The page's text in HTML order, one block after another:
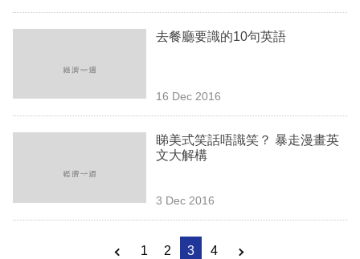
去餐廳要識的10句英語
16 Dec 2016
睇美式笑話唔識笑？ 暴走漫畫英
文大解構
3 Dec 2016
1 2 3 4